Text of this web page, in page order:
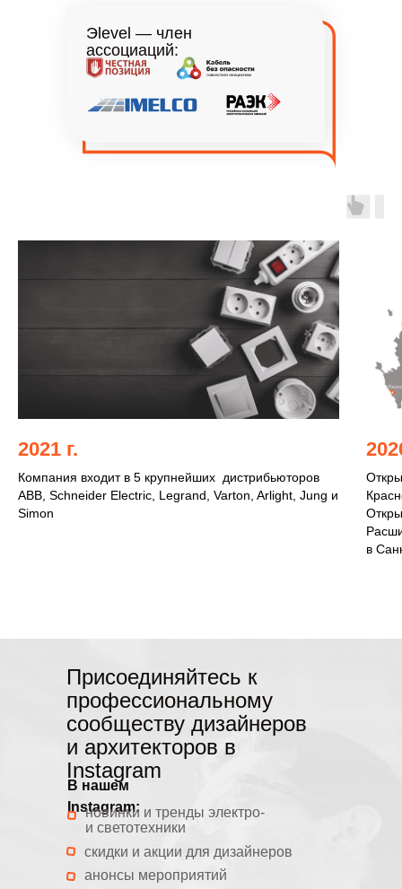
Эlevel — член
ассоциаций:
2021 г.
Компания входит в 5 крупнейших дистрибьюторов
ABB, Schneider Electric, Legrand, Varton, Arlight, Jung и
Simon
в
Присоединяйтесь к
профессиональному
сообществу дизайнеров
и архитекторов в
Instagram
В нашем
Instagram:
новинки и тренды электро-
и светотехники
скидки и акции для дизайнеров
анонсы мероприятий